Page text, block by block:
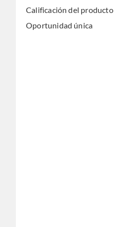
Calificación del producto
Oportunidad única